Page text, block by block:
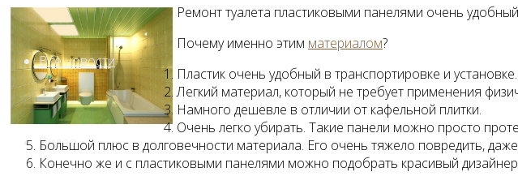
Все новости
Видео
Ремонт туалета пластиковыми панелями очень
Почему именно этим материалом?
Пластик очень удобный в транспортировке и установке.
Легкий материал, который не требует применения
Намного дешевле в отличии от кафельной плитки.
Очень легко убирать. Такие панели можно просто
Большой плюс в долговечности материала. Его очень тяжело повредить,
Конечно же и с пластиковыми панелями можно подобрать красивый